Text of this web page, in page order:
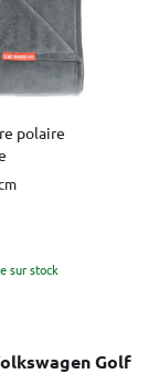
polaire
sur stock
Golf